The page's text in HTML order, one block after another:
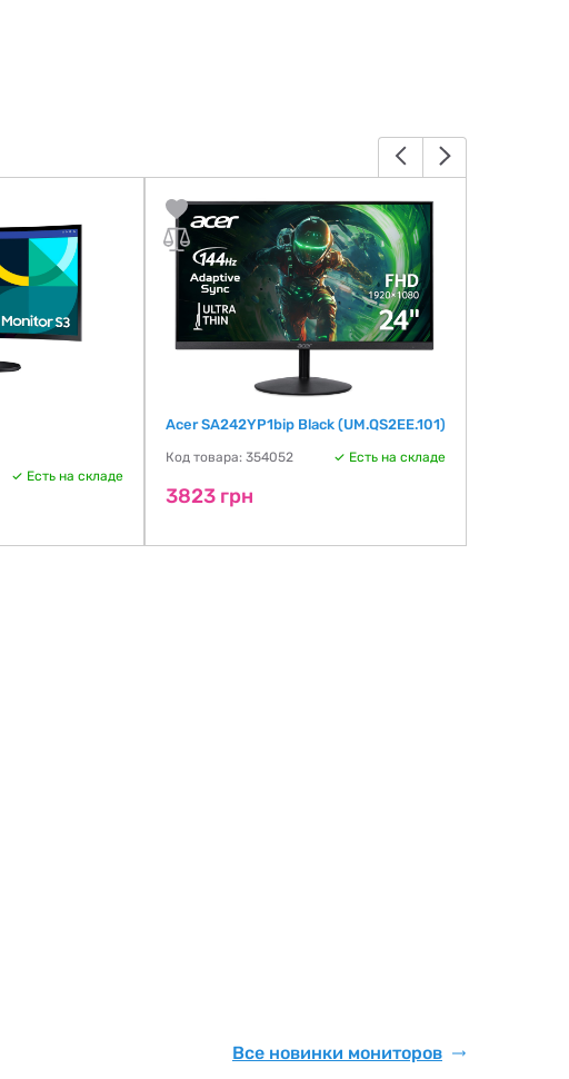
Есть на складе
Acer SA242YP1bip Black (UM.QS2EE.101)
Код товара: 354052 Есть на складе
3823 грн
Все новинки мониторов